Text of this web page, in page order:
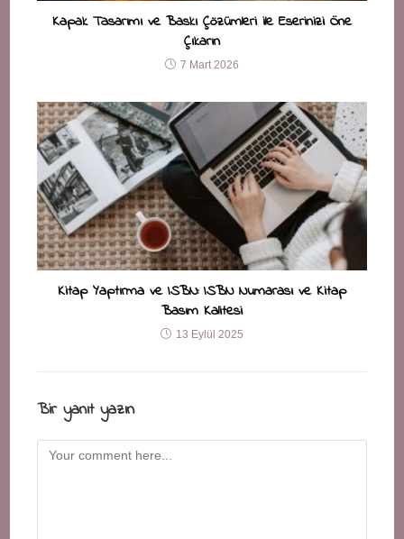
Kapak Tasarımı ve Baskı Çözümleri ile Eserinizi Öne
Çıkarın
7 Mart 2026
Kitap Yaptırma ve ISBN: ISBN Numarası ve Kitap
Basım Kalitesi
13 Eylül 2025
Bir yanıt yazın
Comment